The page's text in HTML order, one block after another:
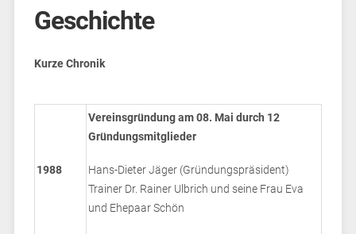
Breitensportwettbewerb und DTSA
Bodenseetanzfest
Trainingsplan
Wir über uns
Ansprechpartner*innen
Trainer*innen
Standard & Latein
Hobbygruppen
Breitensport
Line Dance
West Coast Swing
Workshops
Training Jugend
Standard & Latein
Tanz-AG
Jugendclub
Hip Hop
Tanzpartner*innensuche
Bilder & Videos
Geschichte
Kurze Chronik
1988
Vereinsgründung am 08. Mai durch 12
Gründungsmitglieder
Hans-Dieter Jäger (Gründungspräsident)
Trainer Dr. Rainer Ulbrich und seine Frau Eva
und Ehepaar Schön